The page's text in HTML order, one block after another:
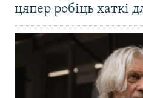
цяпер робіць хаткі